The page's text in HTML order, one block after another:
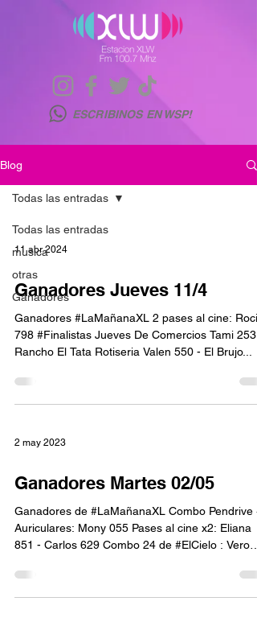
ESCRIBINOS EN WSP!
Blog
Todas las entradas
musica
otras
Ganadores
Todas las entradas
11 abr 2024
Ganadores Jueves 11/4
Ganadores #LaMañanaXL 2 pases al cine: Rocio
798 #Finalistas Jueves De Comercios Tami 253 -
Rancho El Tata Rotiseria Valen 550 - El Brujo...
2 may 2023
Ganadores Martes 02/05
Ganadores de #LaMañanaXL Combo Pendrive +
Auriculares: Mony 055 Pases al cine x2: Eliana
851 - Carlos 629 Combo 24 de #ElCielo : Vero